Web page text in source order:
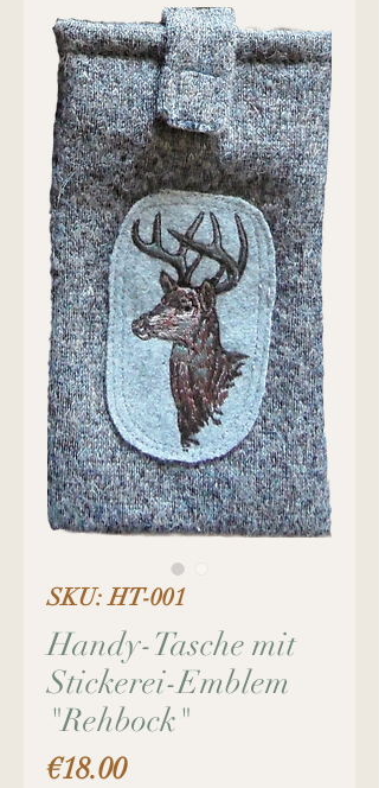
SKU: HT-001
Handy-Tasche mit
Stickerei-Emblem
"Rehbock"
€18.00Price